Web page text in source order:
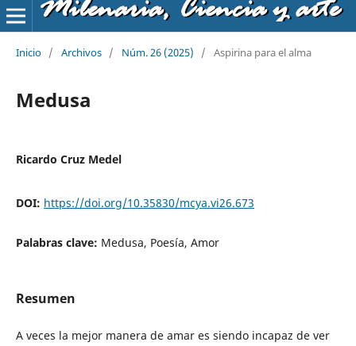
Milenaria, Ciencia y arte
Inicio / Archivos / Núm. 26 (2025) / Aspirina para el alma
Medusa
Ricardo Cruz Medel
DOI: https://doi.org/10.35830/mcya.vi26.673
Palabras clave: Medusa, Poesía, Amor
Resumen
A veces la mejor manera de amar es siendo incapaz de ver